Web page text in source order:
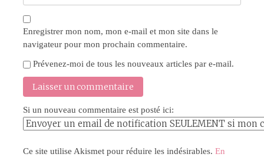
Enregistrer mon nom, mon e-mail et mon site dans le
navigateur pour mon prochain commentaire.
Prévenez-moi de tous les nouveaux articles par e-mail.
Si un nouveau commentaire est posté ici:
Ce site utilise Akismet pour réduire les indésirables. En